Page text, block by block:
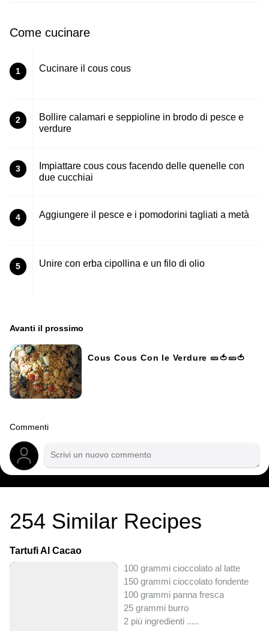
Come cucinare
1 Cucinare il cous cous
2
Bollire calamari e seppioline in brodo di pesce e
verdure
3
Impiattare cous cous facendo delle quenelle con
due cucchiai
4 Aggiungere il pesce e i pomodorini tagliati a metà
5 Unire con erba cipollina e un filo di olio
Avanti il ​​prossimo
Cous Cous Con le Verdure 🥒🍅🥒🍅
Commenti
254 Similar Recipes
Tartufi Al Cacao
100 grammi cioccolato al latte
150 grammi cioccolato fondente
100 grammi panna fresca
25 grammi burro
2 più ingredienti .....